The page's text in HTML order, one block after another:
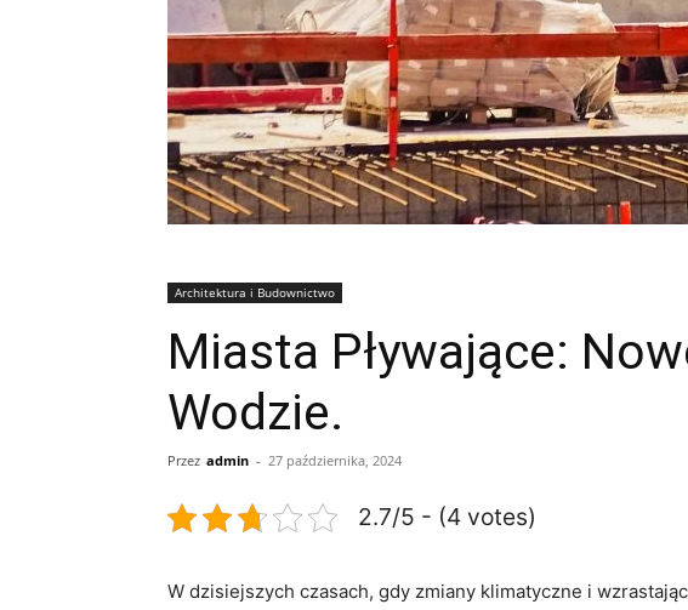
Architektura i Budownictwo
Miasta Pływające:
Wodzie.
Przez admin - 27 października, 2024
2.7/5 - (4 votes)
W dzisiejszych czasach, ​gdy ​zmiany klimatyczne i